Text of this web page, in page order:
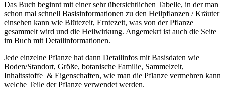
Das Buch beginnt mit einer sehr übersichtlichen Tabelle, in der man
schon mal schnell Basisinformationen zu den Heilpflanzen / Kräuter
einsehen kann wie Blütezeit, Erntezeit, was von der Pflanze
gesammelt wird und die Heilwirkung. Angemekrt ist auch die Seite
im Buch mit Detailinformationen.
Jede einzelne Pflanze hat dann Detailinfos mit Basisdaten wie
Boden/Standort, Größe, botanische Familie, Sammelzeit,
Inhaltsstoffe & Eigenschaften, wie man die Pflanze vermehren kann
welche Teile der Pflanze verwendet werden.